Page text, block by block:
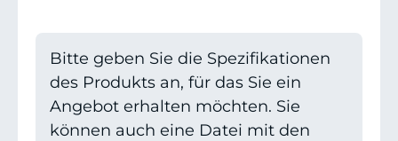
Bitte geben Sie die Spezifikationen
des Produkts an, für das Sie ein
Angebot erhalten möchten. Sie
können auch eine Datei mit den